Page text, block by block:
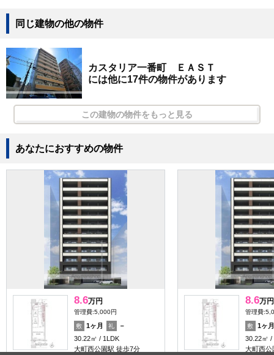
同じ建物の他の物件
カスタリア一番町 ＥＡＳＴ
には他に17件の物件があります
この建物の物件をもっと見る
あなたにおすすめの物件
8.6万円
管理費:5,000円
敷 1ヶ月 礼
－
30.22㎡
1LDK
大町西公園駅 徒歩7分
8.6万円
管理費
敷
1ヶ月
30.22㎡
大町西公